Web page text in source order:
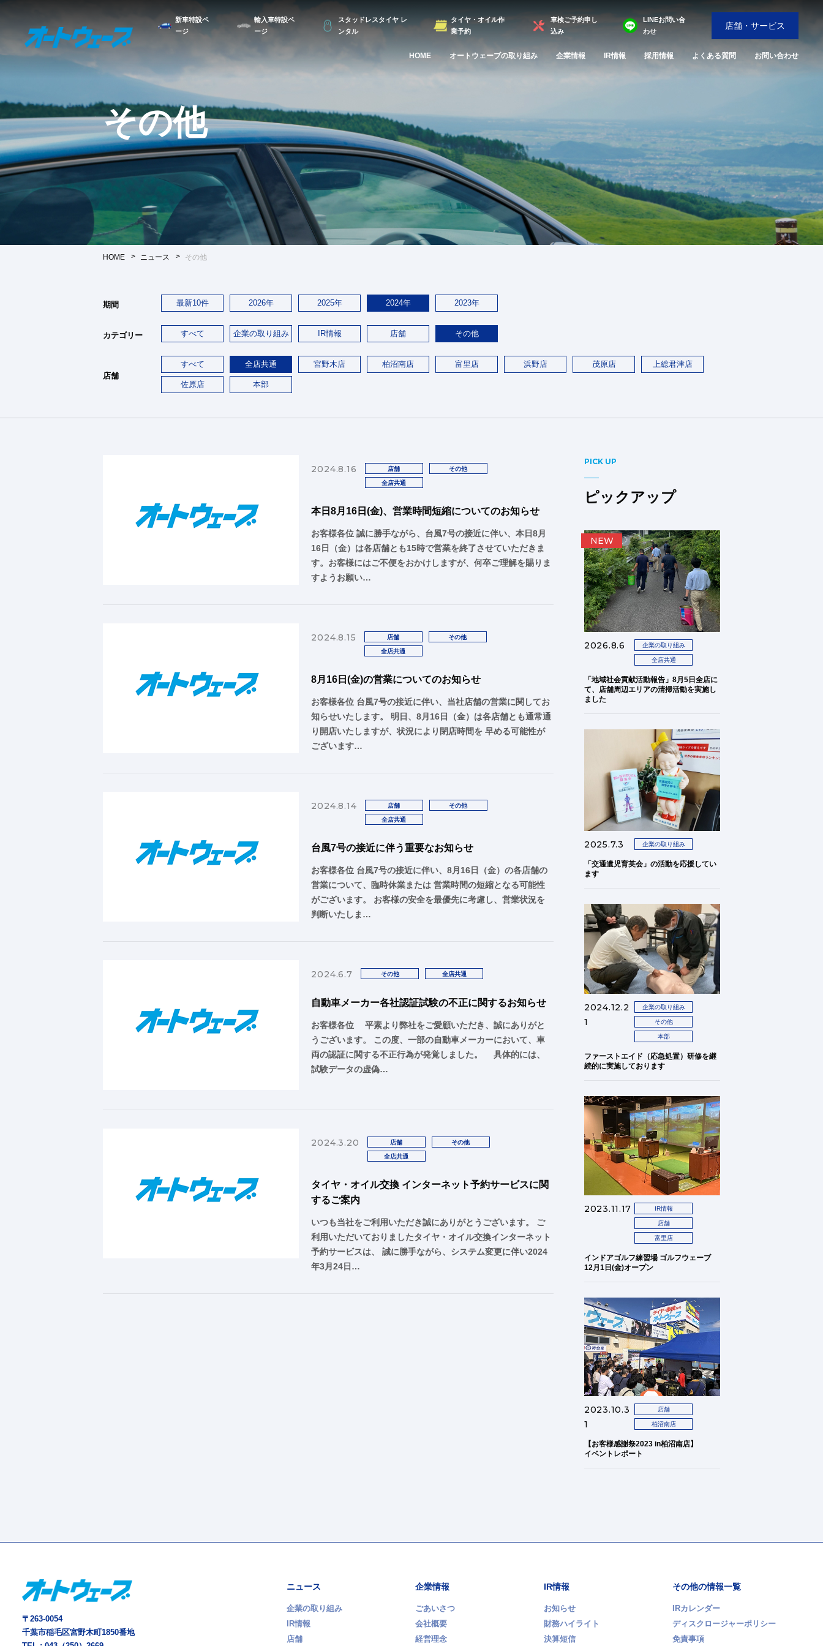
新車特設ペ
ージ
輸入車特設ペ
ージ
スタッドレスタイヤ レ
ンタル
タイヤ・オイル作
業予約
車検ご予約申し
込み
LINEお問い合
わせ
店舗・サービス
HOME オートウェーブの取り組み 企業情報 IR情報 採用情報 よくある質問 お問い合わせ
その他
HOME ニュース その他
期間 最新10件 2026年 2025年 2024年 2023年
カテゴリー すべて 企業の取り組み IR情報 店舗 その他
店舗
すべて 全店共通 宮野木店 柏沼南店 富里店 浜野店 茂原店 上総君津店
佐原店 本部
2024.8.16 店舗 その他
全店共通
本日8月16日(金)、営業時間短縮についてのお知らせ
お客様各位 誠に勝手ながら、台風7号の接近に伴い、本日8月
16日（金）は各店舗とも15時で営業を終了させていただきま
す。お客様にはご不便をおかけしますが、何卒ご理解を賜りま
すようお願い…
2024.8.15 店舗 その他
全店共通
8月16日(金)の営業についてのお知らせ
お客様各位 台風7号の接近に伴い、当社店舗の営業に関してお
知らせいたします。 明日、8月16日（金）は各店舗とも通常通
り開店いたしますが、状況により閉店時間を 早める可能性が
ございます…
2024.8.14 店舗 その他
全店共通
台風7号の接近に伴う重要なお知らせ
お客様各位 台風7号の接近に伴い、8月16日（金）の各店舗の
営業について、臨時休業または 営業時間の短縮となる可能性
がございます。 お客様の安全を最優先に考慮し、営業状況を
判断いたしま…
2024.6.7 その他 全店共通
自動車メーカー各社認証試験の不正に関するお知らせ
お客様各位 平素より弊社をご愛顧いただき、誠にありがと
うございます。 この度、一部の自動車メーカーにおいて、車
両の認証に関する不正行為が発覚しました。 具体的には、
試験データの虚偽…
2024.3.20 店舗 その他
全店共通
タイヤ・オイル交換 インターネット予約サービスに関
するご案内
いつも当社をご利用いただき誠にありがとうございます。 ご
利用いただいておりましたタイヤ・オイル交換インターネット
予約サービスは、 誠に勝手ながら、システム変更に伴い2024
年3月24日…
PICK UP
ピックアップ
2026.8.6 企業の取り組み
全店共通
「地域社会貢献活動報告」8月5日全店に
て、店舗周辺エリアの清掃活動を実施し
ました
NEW
2025.7.3 企業の取り組み
「交通遺児育英会」の活動を応援してい
ます
2024.12.2
1
企業の取り組み
その他
本部
ファーストエイド（応急処置）研修を継
続的に実施しております
2023.11.17 IR情報
店舗
富里店
インドアゴルフ練習場 ゴルフウェーブ
12月1日(金)オープン
2023.10.3
1
店舗
柏沼南店
【お客様感謝祭2023 in柏沼南店】
イベントレポート
〒263-0054
千葉市稲毛区宮野木町1850番地
ニュース
企業の取り組み
IR情報
店舗
企業情報
ごあいさつ
会社概要
経営理念
IR情報
お知らせ
財務ハイライト
決算短信
その他の情報一覧
IRカレンダー
ディスクロージャーポリシー
免責事項